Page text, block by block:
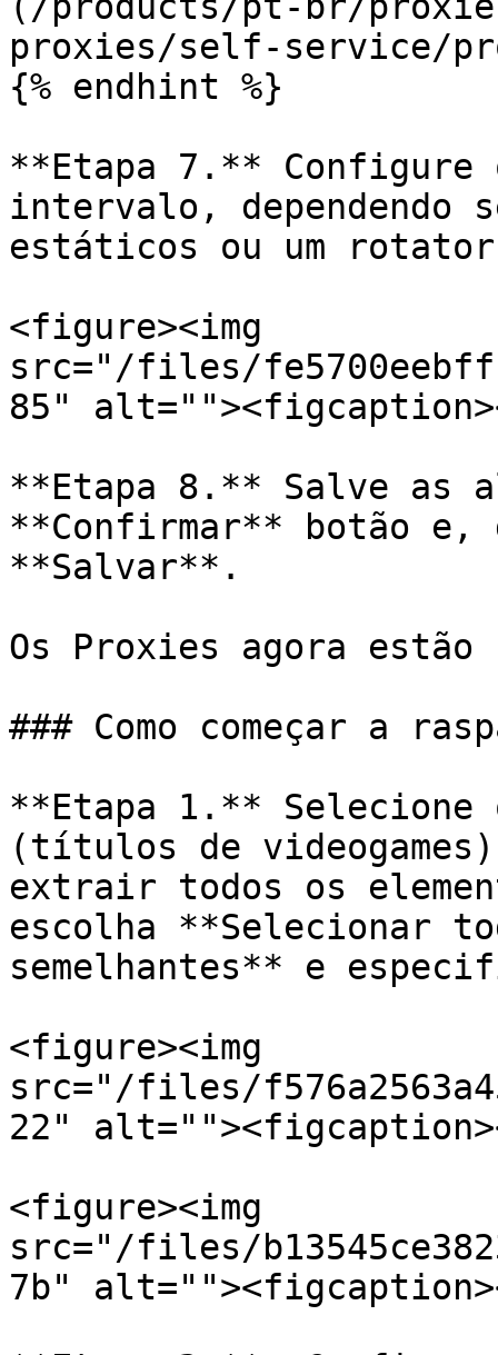
proxies/self-service/
{% endhint %}
**Etapa 7.**
intervalo, dependendo
estáticos ou um
<figure><img
src="/files/
85"
**Etapa 8.** Salve as
**Confirmar** botão e,
**Salvar**.
Os Proxies agora
### Como começar a
**Etapa 1.** Selecione
(títulos de
extrair todos os
escolha **Selecionar
semelhantes** e
<figure><img
src="/files/
22"
<figure><img
src="/files/
7b"